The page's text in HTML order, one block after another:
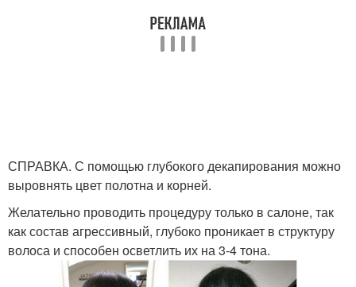
СПРАВКА. С помощью глубокого декапирования можно
выровнять цвет полотна и корней.
Желательно проводить процедуру только в салоне, так
как состав агрессивный, глубоко проникает в структуру
волоса и способен осветлить их на 3-4 тона.